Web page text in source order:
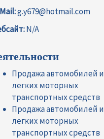
g.y679@hotmail.com
N/A
Продажа автомобилей и
легких моторных
транспортных средств
Продажа автомобилей и
легких моторных
транспортных средств